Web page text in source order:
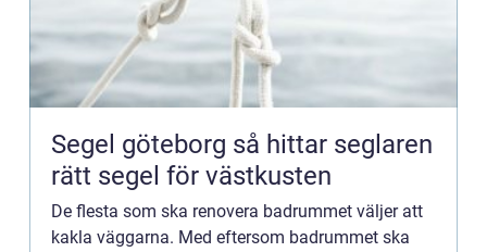
Segel göteborg så hittar seglaren
rätt segel för västkusten
De flesta som ska renovera badrummet väljer att
kakla väggarna. Med eftersom badrummet ska